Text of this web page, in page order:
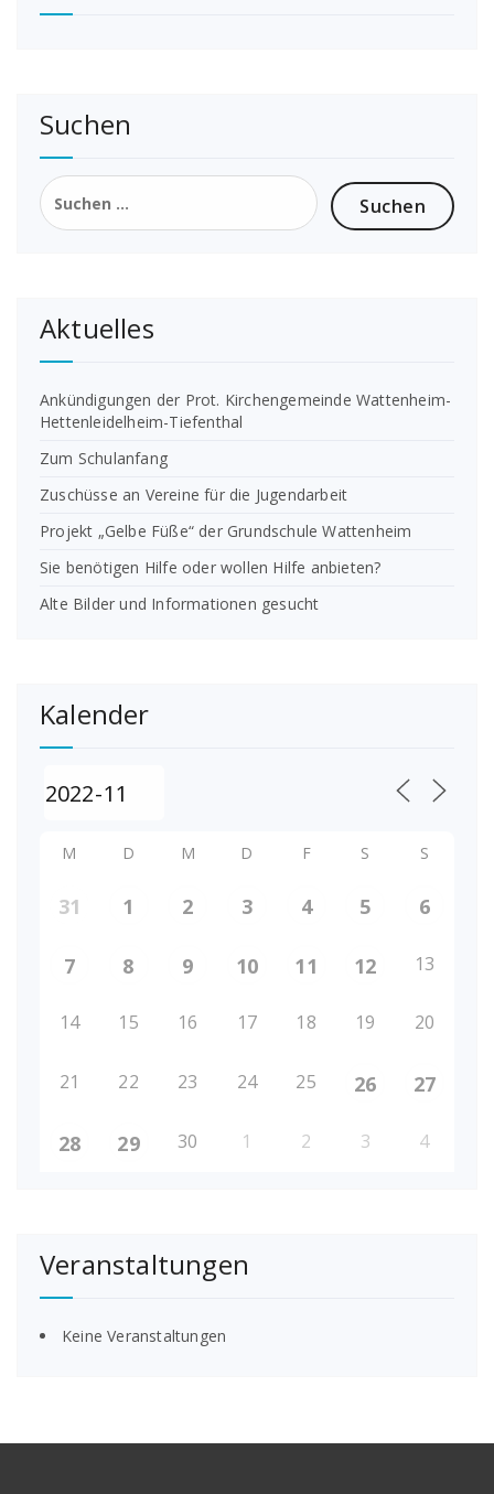
Suchen
Suchen
nach:
Aktuelles
Ankündigungen der Prot. Kirchengemeinde Wattenheim-
Hettenleidelheim-Tiefenthal
Zum Schulanfang
Zuschüsse an Vereine für die Jugendarbeit
Projekt „Gelbe Füße“ der Grundschule Wattenheim
Sie benötigen Hilfe oder wollen Hilfe anbieten?
Alte Bilder und Informationen gesucht
Kalender
M D M D F S S
31 1 2 3 4 5 6
7 8 9 10 11 12 13
14 15 16 17 18 19 20
21 22 23 24 25 26 27
28 29 30 1 2 3 4
Veranstaltungen
Keine Veranstaltungen